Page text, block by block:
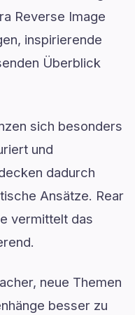
Reverse Image
inspirierende
Überblick
sich besonders
und
dadurch
Ansätze. Rear
vermittelt das
neue Themen
besser zu